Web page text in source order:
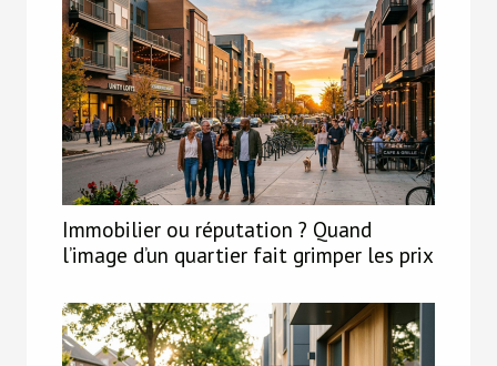
Immobilier ou réputation ? Quand
l’image d’un quartier fait grimper les prix